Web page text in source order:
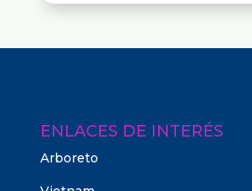
ENLACES DE INTERÉS
Arboreto